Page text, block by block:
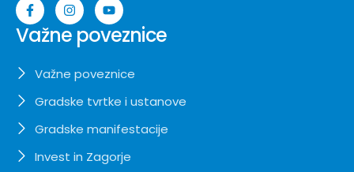
Važne poveznice
Važne poveznice
Gradske tvrtke i ustanove
Gradske manifestacije
Invest in Zagorje